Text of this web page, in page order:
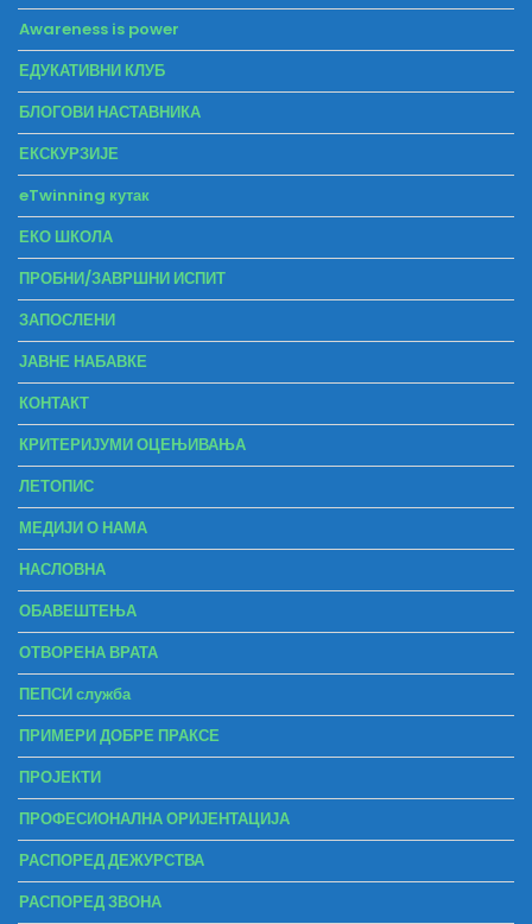
Awareness is power
ЕДУКАТИВНИ КЛУБ
БЛОГОВИ НАСТАВНИКА
ЕКСКУРЗИЈЕ
eTwinning кутак
ЕКО ШКОЛА
ПРОБНИ/ЗАВРШНИ ИСПИТ
ЗАПОСЛЕНИ
ЈАВНЕ НАБАВКЕ
КОНТАКТ
КРИТЕРИЈУМИ ОЦЕЊИВАЊА
ЛЕТОПИС
МЕДИЈИ О НАМА
НАСЛОВНА
ОБАВЕШТЕЊА
ОТВОРЕНА ВРАТА
ПЕПСИ служба
ПРИМЕРИ ДОБРЕ ПРАКСЕ
ПРОЈЕКТИ
ПРОФЕСИОНАЛНА ОРИЈЕНТАЦИЈА
РАСПОРЕД ДЕЖУРСТВА
РАСПОРЕД ЗВОНА